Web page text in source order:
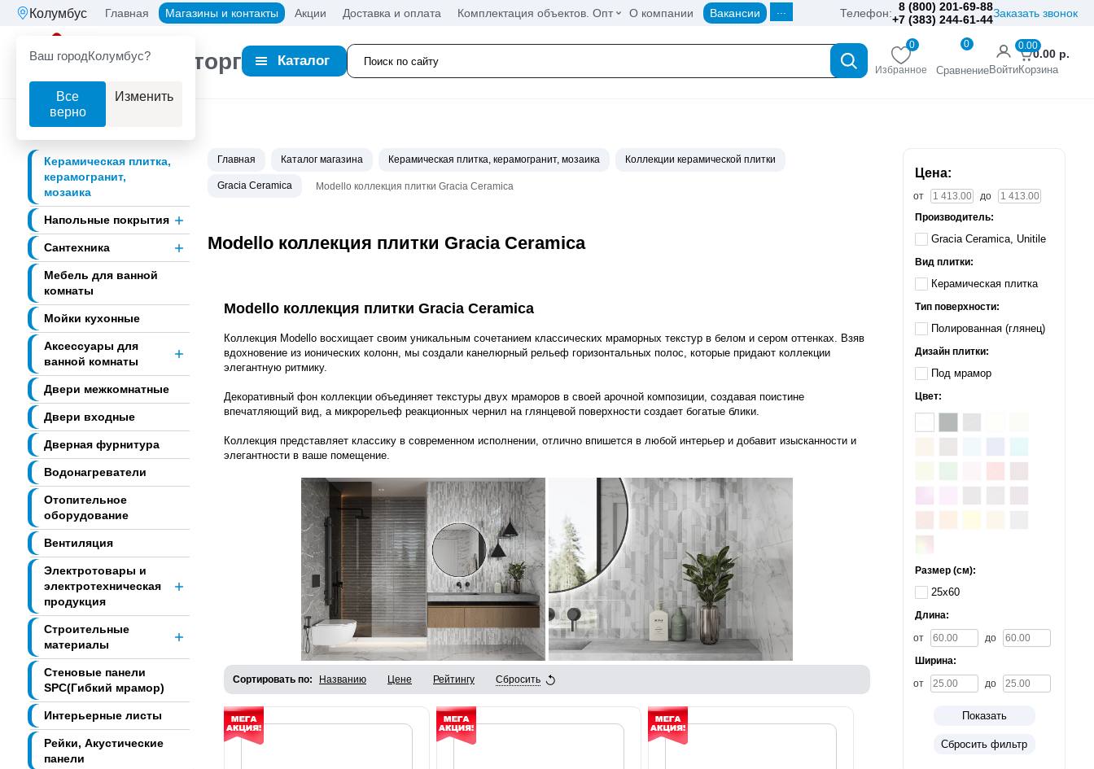
Колумбус
Ваш городКолумбус?
Все
верно
Изменить
Главная Магазины и контакты Акции Доставка и оплата Комплектация объектов. Опт О компании Вакансии Телефон: 8 (800) 201-69-88
+7 (383) 244-61-44Заказать звонок
Партнерторг Каталог
0
Избранное Сравнение
0
Войти
0.00
0.00 р.
Корзина
Керамическая плитка,
керамогранит,
мозаика
Напольные покрытия
Сантехника
Мебель для ванной
комнаты
Мойки кухонные
Аксессуары для
ванной комнаты
Двери межкомнатные
Двери входные
Дверная фурнитура
Водонагреватели
Отопительное
оборудование
Вентиляция
Электротовары и
электротехническая
продукция
Строительные
материалы
Стеновые панели
SPC(Гибкий мрамор)
Интерьерные листы
Рейки, Акустические
панели
Главная Каталог магазина Керамическая плитка, керамогранит, мозаика Коллекции керамической плитки
Gracia Ceramica Modello коллекция плитки Gracia Ceramica
Modello коллекция плитки Gracia Ceramica
Modello коллекция плитки Gracia Ceramica
Коллекция Modello восхищает своим уникальным сочетанием классических мраморных текстур в белом и сером оттенках. Взяв
вдохновение из ионических колонн, мы создали канелюрный рельеф горизонтальных полос, которые придают коллекции
элегантную ритмику.
Декоративный фон коллекции объединяет текстуры двух мраморов в своей арочной композиции, создавая поистине
впечатляющий вид, а микрорельеф реакционных чернил на глянцевой поверхности создает богатые блики.
Коллекция представляет классику в современном исполнении, отлично впишется в любой интерьер и добавит изысканности и
элегантности в ваше помещение.
Сортировать по: Названию Цене Рейтингу Сбросить
Цена:
от
до
Производитель:
Gracia Ceramica, Unitile
Вид плитки:
Керамическая плитка
Тип поверхности:
Полированная (глянец)
Дизайн плитки:
Под мрамор
Цвет:
Размер (см):
25х60
Длина:
от
до
Ширина:
от
до
Показать
Сбросить фильтр